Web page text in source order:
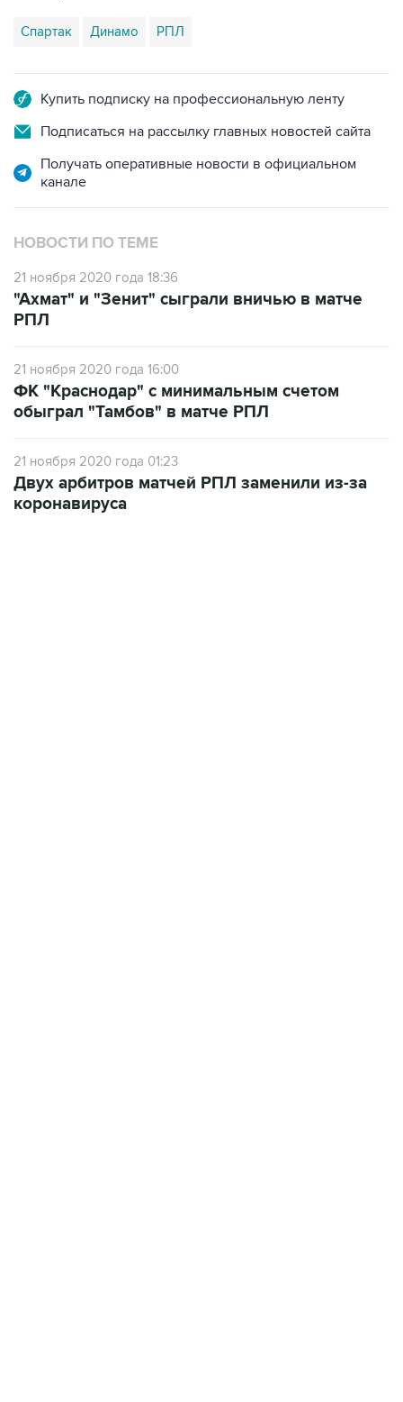
Спартак Динамо РПЛ
Купить подписку на профессиональную ленту
Подписаться на рассылку главных новостей сайта
Получать оперативные новости в официальном
канале
НОВОСТИ ПО ТЕМЕ
21 ноября 2020 года 18:36
"Ахмат" и "Зенит" сыграли вничью в матче
РПЛ
21 ноября 2020 года 16:00
ФК "Краснодар" с минимальным счетом
обыграл "Тамбов" в матче РПЛ
21 ноября 2020 года 01:23
Двух арбитров матчей РПЛ заменили из-за
коронавируса